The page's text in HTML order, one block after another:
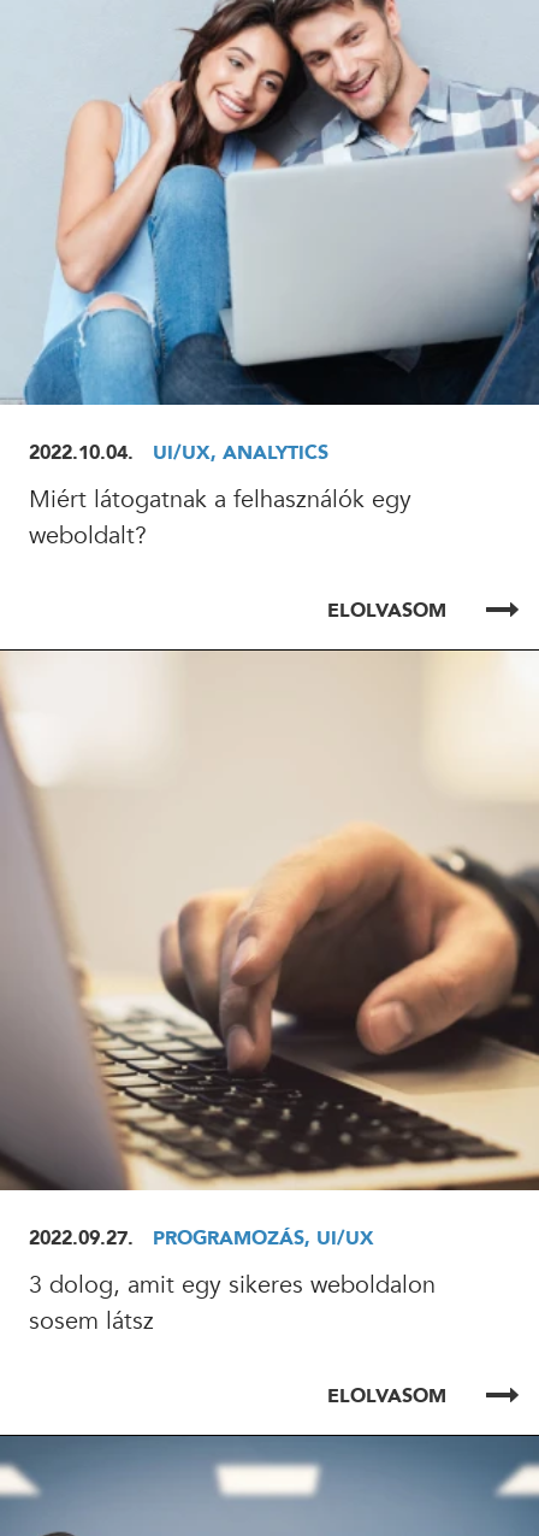
ELOLVASOM
2022.10.04. UI/UX, ANALYTICS
Miért látogatnak a felhasználók egy
weboldalt?
ELOLVASOM
ELOLVASOM
2022.09.27. PROGRAMOZÁS, UI/UX
3 dolog, amit egy sikeres weboldalon
sosem látsz
ELOLVASOM